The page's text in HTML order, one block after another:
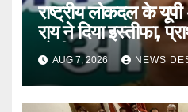
राष्ट्रीय लोकदल के यूपी
राय ने दिया इस्तीफा,
छोड़ीAUG 7, 2026 NEWS